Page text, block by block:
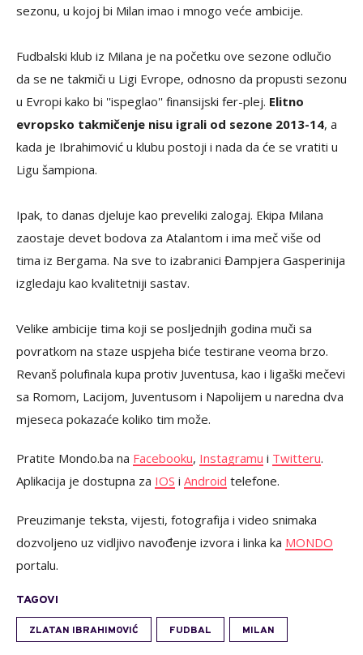
sezonu, u kojoj bi Milan imao i mnogo veće ambicije.
Fudbalski klub iz Milana je na početku ove sezone odlučio
da se ne takmiči u Ligi Evrope, odnosno da propusti sezonu
u Evropi kako bi ''ispeglao'' finansijski fer-plej. Elitno
evropsko takmičenje nisu igrali od sezone 2013-14, a
kada je Ibrahimović u klubu postoji i nada da će se vratiti u
Ligu šampiona.
Ipak, to danas djeluje kao preveliki zalogaj. Ekipa Milana
zaostaje devet bodova za Atalantom i ima meč više od
tima iz Bergama. Na sve to izabranici Đampjera Gasperinija
izgledaju kao kvalitetniji sastav.
Velike ambicije tima koji se posljednjih godina muči sa
povratkom na staze uspjeha biće testirane veoma brzo.
Revanš polufinala kupa protiv Juventusa, kao i ligaški mečevi
sa Romom, Lacijom, Juventusom i Napolijem u naredna dva
mjeseca pokazaće koliko tim može.
Pratite Mondo.ba na Facebooku, Instagramu i Twitteru.
Aplikacija je dostupna za IOS i Android telefone.
Preuzimanje teksta, vijesti, fotografija i video snimaka
dozvoljeno uz vidljivo navođenje izvora i linka ka MONDO
portalu.
TAGOVI
ZLATAN IBRAHIMOVIĆ FUDBAL MILAN